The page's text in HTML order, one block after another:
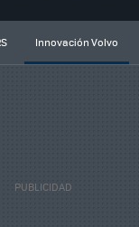
Innovación Volvo